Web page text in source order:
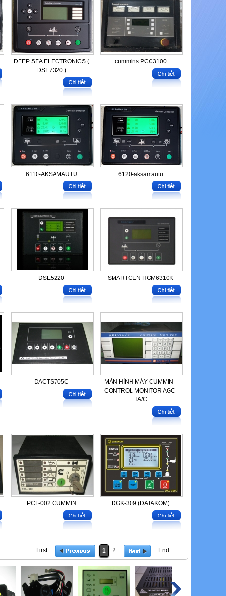
DEEP SEA ELECTRONICS (
DSE7320 )
cummins PCC3100
6110-AKSAMAUTU 6120-aksamautu
DSE5220 SMARTGEN HGM6310K
DACTS705C
MÀN HÌNH MÁY CUMMIN -
CONTROL MONITOR AGC-
TA/C
PCL-002 CUMMIN DGK-309 (DATAKOM)
First 1 2 End